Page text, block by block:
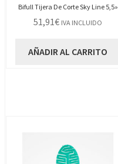
Bifull Tijera De Corte Sky Line 5,5»
51,91€ IVA INCLUIDO
AÑADIR AL CARRITO